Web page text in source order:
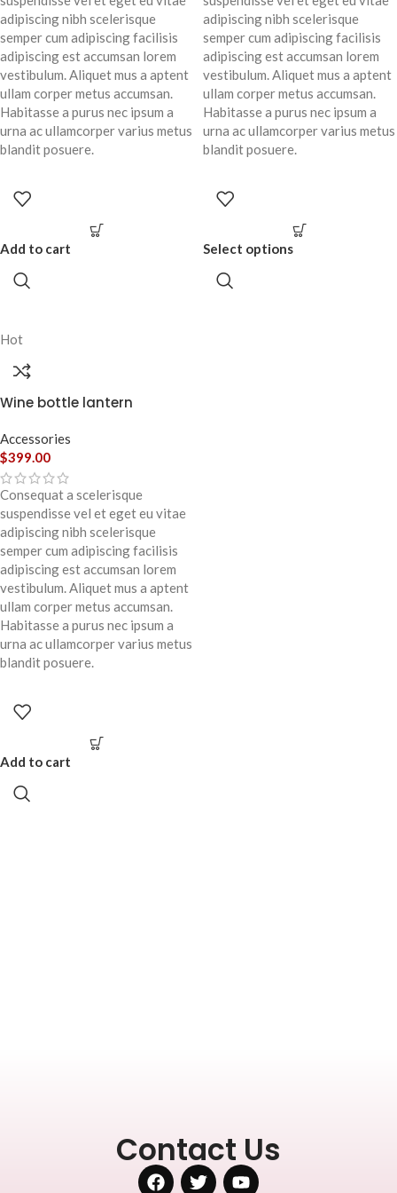
adipiscing nibh scelerisque
semper cum adipiscing facilisis
adipiscing est accumsan lorem
vestibulum. Aliquet mus a aptent
ullam corper metus accumsan.
Habitasse a purus nec ipsum a
urna ac ullamcorper varius metus
blandit posuere.
Add to cart
adipiscing nibh scelerisque
semper cum adipiscing facilisis
adipiscing est accumsan lorem
vestibulum. Aliquet mus a aptent
ullam corper metus accumsan.
Habitasse a purus nec ipsum a
urna ac ullamcorper varius metus
blandit posuere.
Select options
Hot
Wine bottle lantern
Accessories
$399.00
Consequat a scelerisque
suspendisse vel et eget eu vitae
adipiscing nibh scelerisque
semper cum adipiscing facilisis
adipiscing est accumsan lorem
vestibulum. Aliquet mus a aptent
ullam corper metus accumsan.
Habitasse a purus nec ipsum a
urna ac ullamcorper varius metus
blandit posuere.
Add to cart
Contact Us